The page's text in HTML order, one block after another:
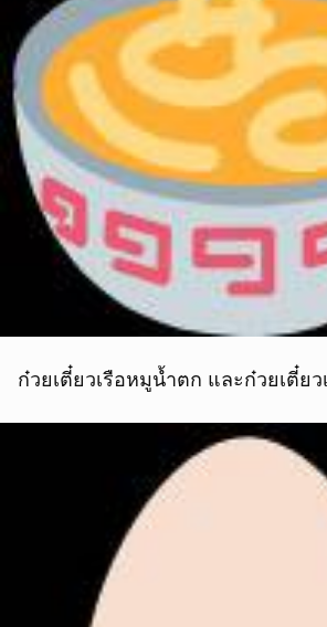
ก๋วยเตี๋ยวเรือหมูน้ำตก และก๋วยเตี๋ย